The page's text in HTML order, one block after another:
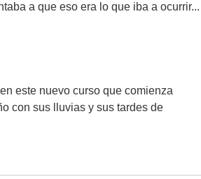
a que eso era lo que iba a ocurrir...
este nuevo curso que comienza
con sus lluvias y sus tardes de